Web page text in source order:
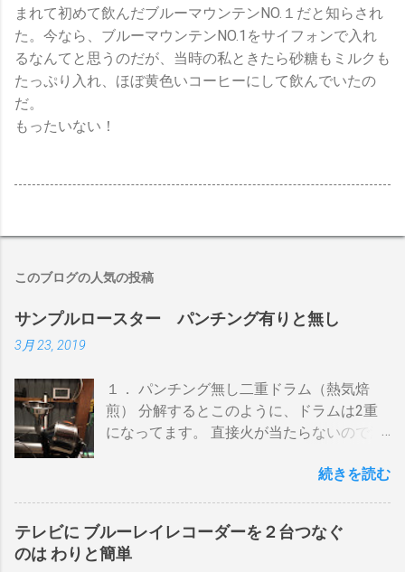
まれて初めて飲んだブルーマウンテンNO.１だと知らされ
た。今なら、ブルーマウンテンNO.1をサイフォンで入れ
るなんてと思うのだが、当時の私ときたら砂糖もミルクも
たっぷり入れ、ほぼ黄色いコーヒーにして飲んでいたの
だ。
もったいない！
このブログの人気の投稿
サンプルロースター パンチング有りと無し
3月 23, 2019
１． パンチング無し二重ドラム（熱気焙
煎） 分解するとこのように、ドラムは2重
になってます。 直接火が当たらないので温
温度計が使える（ドラム内の温度が測れ
ドラムだから熱伝導に時間がかかる） 多少
の蓄熱効果はある チャフが飛び散らない 焙
煎中、外気温や風による温度変化は殆どな
続きを読む
テレビに ブルーレイレコーダーを２台つなぐ
のは わりと簡単